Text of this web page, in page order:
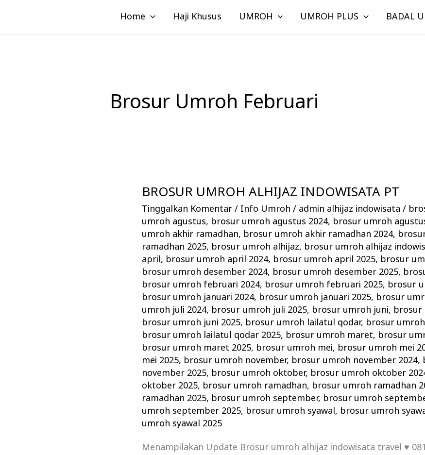
konten
Home Haji Khusus UMROH UMROH PLUS BADAL
Brosur Umroh Februari
BROSUR UMROH ALHIJAZ INDOWISATA PT
Tinggalkan Komentar / Info Umroh / admin alhijaz indowisata/
umroh agustus, brosur umroh agustus 2024, brosur umroh
umroh akhir ramadhan, brosur umroh akhir ramadhan 2024,
ramadhan 2025, brosur umroh alhijaz, brosur umroh alhijaz
april, brosur umroh april 2024, brosur umroh april 2025, brosur
brosur umroh desember 2024, brosur umroh desember 2025,
brosur umroh februari 2024, brosur umroh februari 2025, brosur
brosur umroh januari 2024, brosur umroh januari 2025, brosur
umroh juli 2024, brosur umroh juli 2025, brosur umroh juni, brosur
brosur umroh juni 2025, brosur umroh lailatul qodar, brosur
brosur umroh lailatul qodar 2025, brosur umroh maret, brosur
brosur umroh maret 2025, brosur umroh mei, brosur umroh mei
mei 2025, brosur umroh november, brosur umroh november 2024,
november 2025, brosur umroh oktober, brosur umroh oktober
oktober 2025, brosur umroh ramadhan, brosur umroh ramadhan
ramadhan 2025, brosur umroh september, brosur umroh
umroh september 2025, brosur umroh syawal, brosur umroh
umroh syawal 2025
Menampilakan Update Brosur umroh alhijaz indowisata travel ♥
BROSUR
UMROH
ALHIJAZ
INDOWISATA
PT